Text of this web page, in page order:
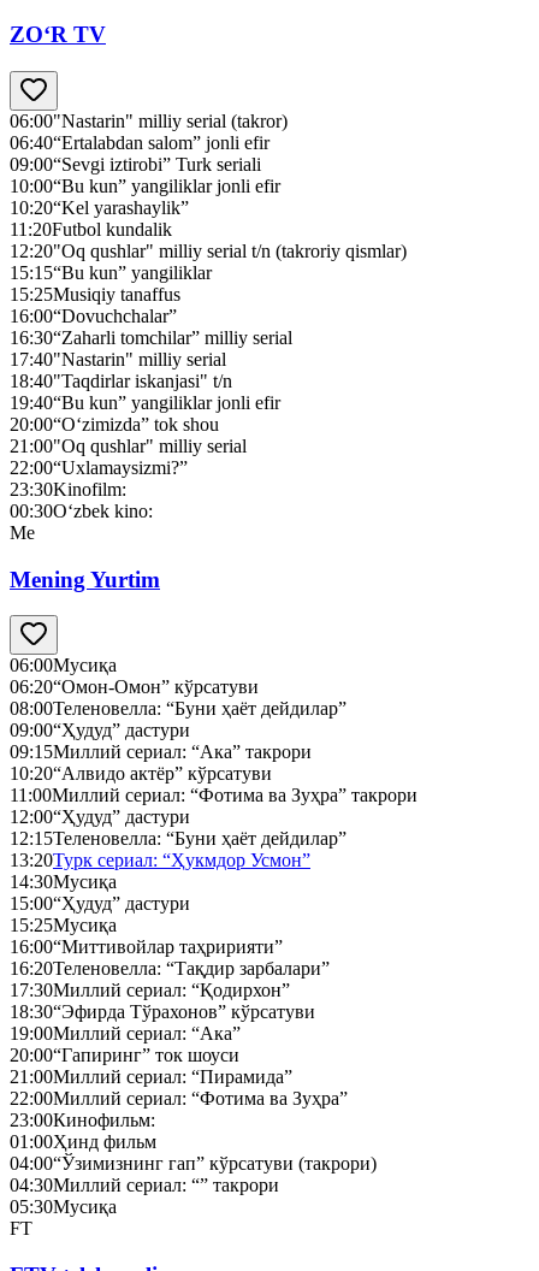
ZO‘R TV
06:00"Nastarin" milliy serial (takror)
06:40“Ertalabdan salom” jonli efir
09:00“Sevgi iztirobi” Turk seriali
10:00“Bu kun” yangiliklar jonli efir
10:20“Kel yarashaylik”
11:20Futbol kundalik
12:20"Oq qushlar" milliy serial t/n (takroriy qismlar)
15:15“Bu kun” yangiliklar
15:25Musiqiy tanaffus
16:00“Dovuchchalar”
16:30“Zaharli tomchilar” milliy serial
17:40"Nastarin" milliy serial
18:40"Taqdirlar iskanjasi" t/n
19:40“Bu kun” yangiliklar jonli efir
20:00“O‘zimizda” tok shou
21:00"Oq qushlar" milliy serial
22:00“Uxlamaysizmi?”
23:30Kinofilm:
00:30O‘zbek kino:
Me
Mening Yurtim
06:00Мусиқа
06:20“Омон-Омон” кўрсатуви
08:00Теленовелла: “Буни ҳаёт дейдилар”
09:00“Ҳудуд” дастури
09:15Миллий сериал: “Ака” такрори
10:20“Алвидо актёр” кўрсатуви
11:00Миллий сериал: “Фотима ва Зуҳра” такрори
12:00“Ҳудуд” дастури
12:15Теленовелла: “Буни ҳаёт дейдилар”
13:20Турк сериал: “Ҳукмдор Усмон”
14:30Мусиқа
15:00“Ҳудуд” дастури
15:25Мусиқа
16:00“Миттивойлар таҳририяти”
16:20Теленовелла: “Тақдир зарбалари”
17:30Миллий сериал: “Қодирхон”
18:30“Эфирда Тўрахонов” кўрсатуви
19:00Миллий сериал: “Ака”
20:00“Гапиринг” ток шоуси
21:00Миллий сериал: “Пирамида”
22:00Миллий сериал: “Фотима ва Зуҳра”
23:00Кинофильм:
01:00Ҳинд фильм
04:00“Ўзимизнинг гап” кўрсатуви (такрори)
04:30Миллий сериал: “” такрори
05:30Мусиқа
FT